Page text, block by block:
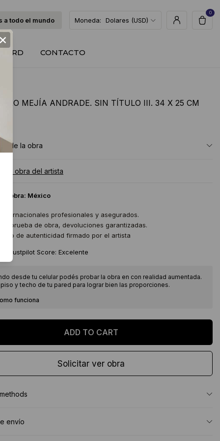
a todo el mundo Moneda: Dolares (USD)
0
CONTACTO
MEJÍA ANDRADE. SIN TÍTULO III. 34 X 25 CM
de la obra
la obra del artista
la obra: México
internacionales profesionales y asegurados.
prueba de obra, devoluciones garantizadas.
de autenticidad firmado por el artista
Trustpilot Score: Excelente
desde tu celular podés probar la obra en con realidad aumentada.
y techo de tu pared para lograr bien las proporciones.
funciona
Solicitar ver obra
envío